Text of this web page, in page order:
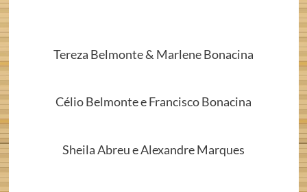
Tereza Belmonte & Marlene Bonacina
Célio Belmonte e Francisco Bonacina
Sheila Abreu e Alexandre Marques